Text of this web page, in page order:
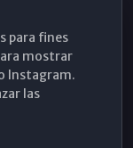
para fines
mostrar
Instagram.
las